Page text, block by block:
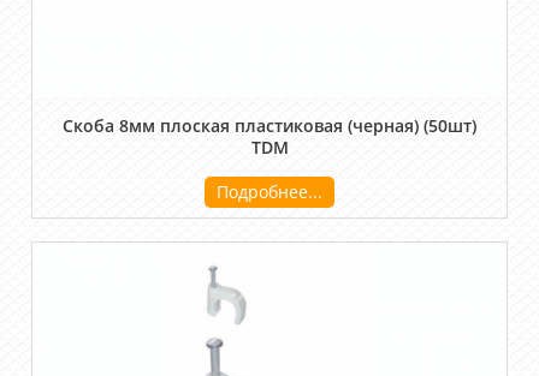
Скоба 8мм плоская пластиковая (черная) (50шт)
TDM
Подробнее...